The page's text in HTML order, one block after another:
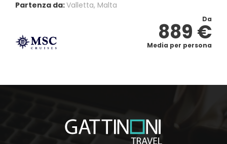
Partenza da:Valletta, Malta
Da
889 €
Media per persona